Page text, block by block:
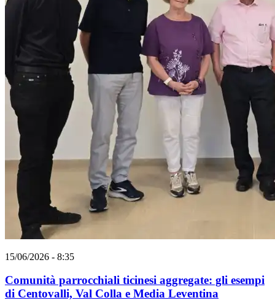
15/06/2026 - 8:35
Comunità parrocchiali ticinesi aggregate: gli esempi
di Centovalli, Val Colla e Media Leventina